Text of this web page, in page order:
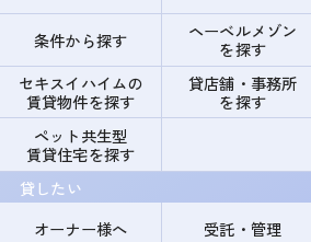
条件から探す
ヘーベルメゾン
を探す
セキスイハイムの
賃貸物件を探す
貸店舗・事務所
を探す
ペット共生型
賃貸住宅を探す
貸したい
オーナー様へ
受託・管理